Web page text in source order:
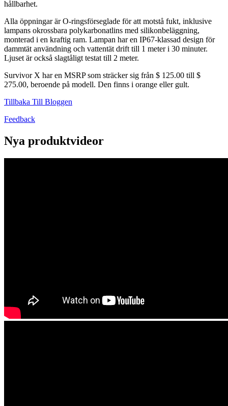
hållbarhet.
Alla öppningar är O-ringsförseglade för att motstå fukt, inklusive
lampans okrossbara polykarbonatlins med silikonbeläggning,
monterad i en kraftig ram. Lampan har en IP67-klassad design för
dammtät användning och vattentät drift till 1 meter i 30 minuter.
Ljuset är också slagtåligt testat till 2 meter.
Survivor X har en MSRP som sträcker sig från $ 125.00 till $
275.00, beroende på modell. Den finns i orange eller gult.
Tillbaka Till Bloggen
Feedback
Nya produktvideor